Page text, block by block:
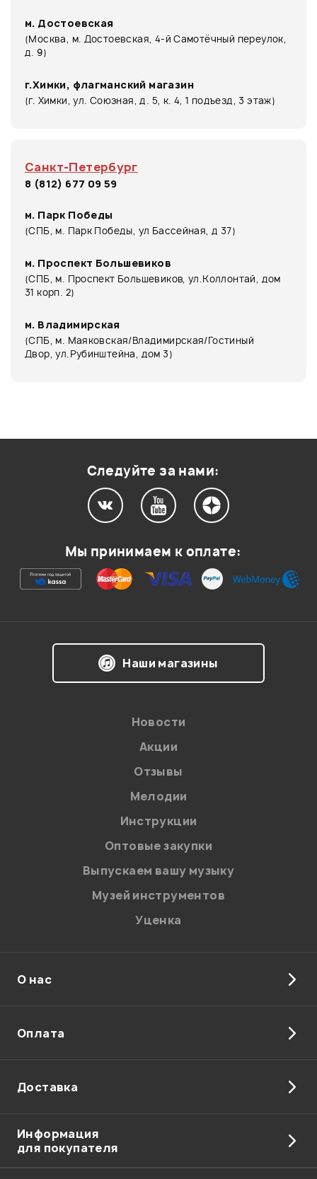
м. Достоевская
(Москва, м. Достоевская, 4-й Самотёчный переулок,
д. 9)
г.Химки, флагманский магазин
(г. Химки, ул. Союзная, д. 5, к. 4, 1 подъезд, 3 этаж)
Санкт-Петербург
8 (812) 677 09 59
м. Парк Победы
(СПБ, м. Парк Победы, ул Бассейная, д 37)
м. Проспект Большевиков
(СПБ, м. Проспект Большевиков, ул.Коллонтай, дом
31 корп. 2)
м. Владимирская
(СПБ, м. Маяковская/Владимирская/Гостиный
Двор, ул.Рубинштейна, дом 3)
Следуйте за нами:
Мы принимаем к оплате:
Наши магазины
Новости
Акции
Отзывы
Мелодии
Инструкции
Оптовые закупки
Выпускаем вашу музыку
Музей инструментов
Уценка
О нас
Оплата
Доставка
Информация
для покупателя